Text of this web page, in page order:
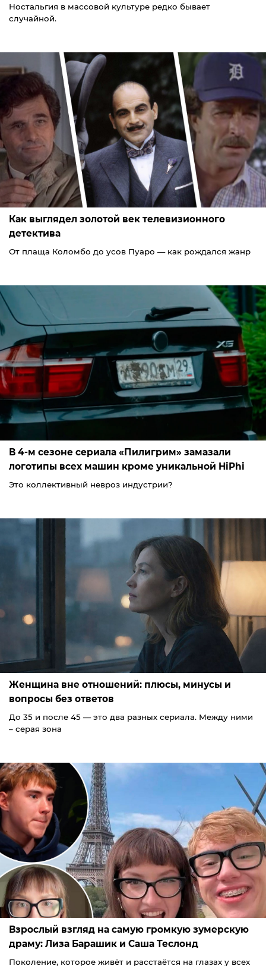
Ностальгия в массовой культуре редко бывает
случайной.
Как выглядел золотой век телевизионного
детектива
От плаща Коломбо до усов Пуаро — как рождался жанр
В 4-м сезоне сериала «Пилигрим» замазали
логотипы всех машин кроме уникальной HiPhi
Это коллективный невроз индустрии?
Женщина вне отношений: плюсы, минусы и
вопросы без ответов
До 35 и после 45 — это два разных сериала. Между ними
– серая зона
Взрослый взгляд на самую громкую зумерскую
драму: Лиза Барашик и Саша Теслонд
Поколение, которое живёт и расстаётся на глазах у всех